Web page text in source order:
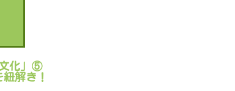
化」⑤
解き！